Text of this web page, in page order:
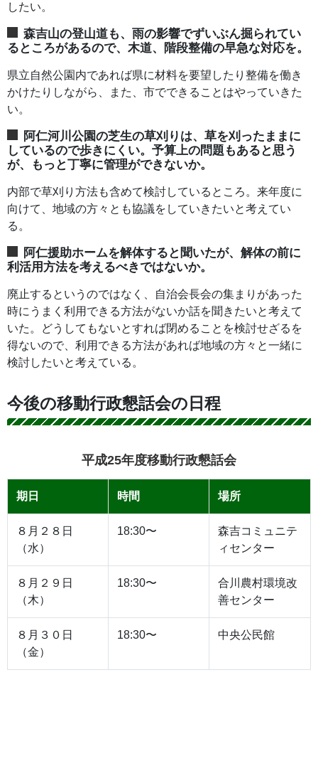
したい。
森吉山の登山道も、雨の影響でずいぶん掘られてい
るところがあるので、木道、階段整備の早急な対応を。
県立自然公園内であれば県に材料を要望したり整備を働き
かけたりしながら、また、市でできることはやっていきた
い。
阿仁河川公園の芝生の草刈りは、草を刈ったままに
しているので歩きにくい。予算上の問題もあると思う
が、もっと丁寧に管理ができないか。
内部で草刈り方法も含めて検討しているところ。来年度に
向けて、地域の方々とも協議をしていきたいと考えてい
る。
阿仁援助ホームを解体すると聞いたが、解体の前に
利活用方法を考えるべきではないか。
廃止するというのではなく、自治会長会の集まりがあった
時にうまく利用できる方法がないか話を聞きたいと考えて
いた。どうしてもないとすれば閉めることを検討せざるを
得ないので、利用できる方法があれば地域の方々と一緒に
検討したいと考えている。
今後の移動行政懇話会の日程
平成25年度移動行政懇話会
期日 時間 場所
８月２８日
（水）
18:30〜
森吉コミュニテ
ィセンター
８月２９日
（木）
18:30〜
合川農村環境改
善センター
８月３０日
（金）
18:30〜 中央公民館